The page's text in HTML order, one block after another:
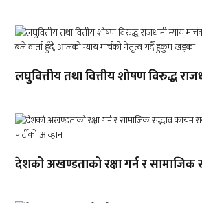
लघुवित्तीय तथा वित्तीय शोषण विरुद्ध
देशको अखण्डताको रक्षा गर्न र सामाजिक